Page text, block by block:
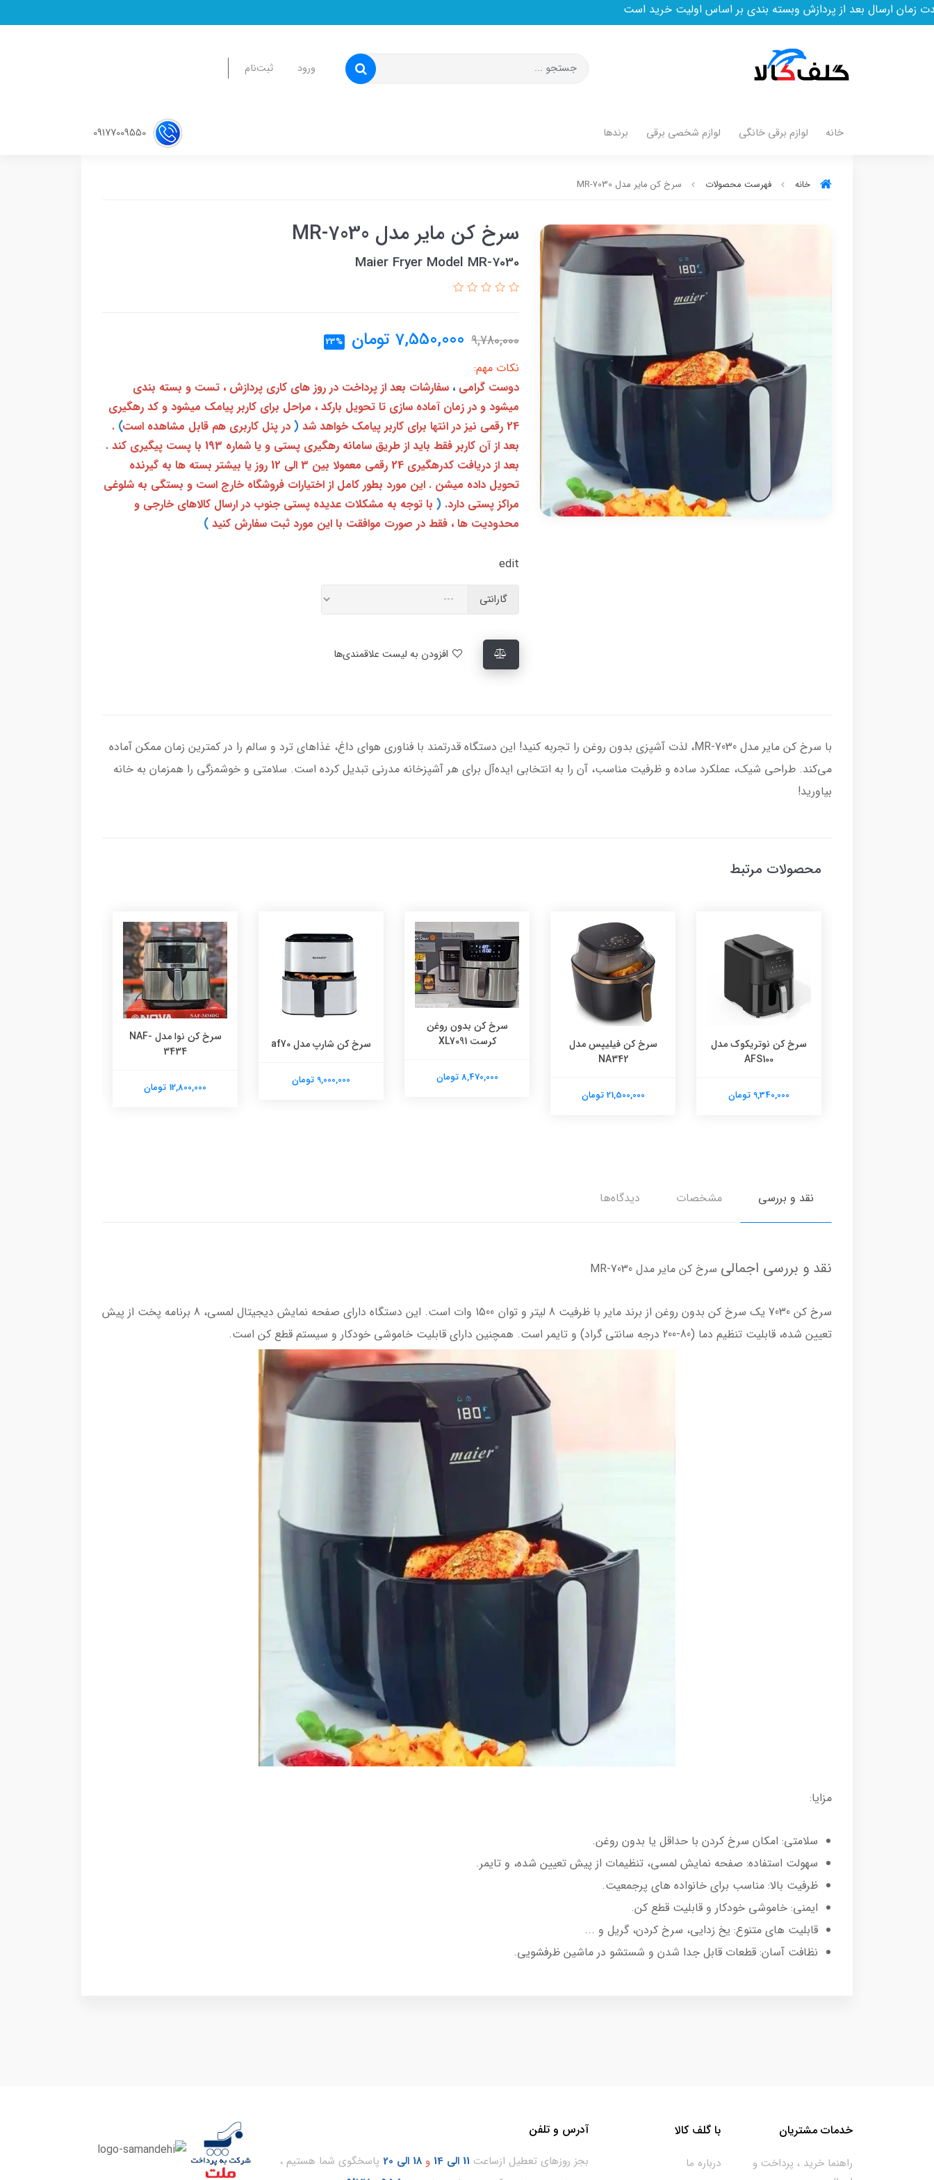
از پردازش وبسته بندی بر اساس اولیت خرید است
ورود ثبت‌نام
خانه لوازم برقی خانگی لوازم شخصی برقی برندها
خانه فهرست محصولات سرخ کن مایر مدل MR-7030
سرخ کن مایر مدل MR-7030
Maier Fryer Model MR-7030
9,780,000
7,550,000 تومان 23%
نکات مهم:
دوست گرامی ، سفارشات بعد از پرداخت در روز های کاری پردازش ، تست و بسته بندی
میشود و در زمان آماده سازی تا تحویل بارکد ، مراحل برای کاربر پیامک میشود و کد رهگیری
24 رقمی نیز در انتها برای کاربر پیامک خواهد شد
( در پنل کاربری هم قابل مشاهده است)
.
بعد از آن کاربر فقط باید از طریق سامانه رهگیری پستی و یا شماره 193 با پست پیگیری کند .
بعد از دریافت کدرهگیری 24 رقمی معمولا بین 3 الی 12 روز یا بیشتر بسته ها به گیرنده
تحویل داده میشن . این مورد بطور کامل از اختیارات فروشگاه خارج است و بستگی به شلوغی
مراکز پستی دارد. ( با توجه به مشکلات عدیده پستی جنوب در ارسال کالاهای خارجی و
محدودیت ها ، فقط در صورت موافقت با این مورد ثبت سفارش کنید )
edit
گارانتی
با سرخ کن مایر مدل MR-7030، لذت آشپزی بدون روغن را تجربه کنید! این دستگاه قدرتمند با فناوری هوای داغ، غذاهای ترد و سالم را در کمترین زمان ممکن آماده
می‌کند. طراحی شیک، عملکرد ساده و ظرفیت مناسب، آن را به انتخابی ایده‌آل برای هر آشپزخانه مدرنی تبدیل کرده است. سلامتی و خوشمزگی را همزمان به خانه
بیاورید!
محصولات مرتبط
سرخ کن نوتریکوک مدل
AFS100
9,340,000 تومان
سرخ کن فیلیپس مدل
NA342
21,500,000 تومان
سرخ کن بدون روغن
کرست XL7091
8,470,000 تومان
سرخ کن شارپ مدل af70
9,000,000 تومان
سرخ کن نوا مدل NAF-
3434
12,800,000 تومان
نقد و بررسی مشخصات دیدگاه‌ها
نقد و بررسی اجمالی سرخ کن مایر مدل MR-7030
سرخ کن 7030 یک سرخ کن بدون روغن از برند مایر با ظرفیت 8 لیتر و توان 1500 وات است. این دستگاه دارای صفحه نمایش دیجیتال لمسی، 8 برنامه پخت از پیش
تعیین شده، قابلیت تنظیم دما (80-200 درجه سانتی گراد) و تایمر است. همچنین دارای قابلیت خاموشی خودکار و سیستم قطع کن است.
مزایا:
سلامتی: امکان سرخ کردن با حداقل یا بدون روغن.
سهولت استفاده: صفحه نمایش لمسی، تنظیمات از پیش تعیین شده، و تایمر.
ظرفیت بالا: مناسب برای خانواده های پرجمعیت.
ایمنی: خاموشی خودکار و قابلیت قطع کن.
قابلیت های متنوع: یخ زدایی، سرخ کردن، گریل و ...
نظافت آسان: قطعات قابل جدا شدن و شستشو در ماشین ظرفشویی.
خدمات مشتریان
راهنما خرید ، پرداخت و
با گلف کالا
درباره ما
آدرس و تلفن
بجز روزهای تعطیل ازساعت 11 الی 14 و 18 الی 20
پاسخگوی شما هستیم ،